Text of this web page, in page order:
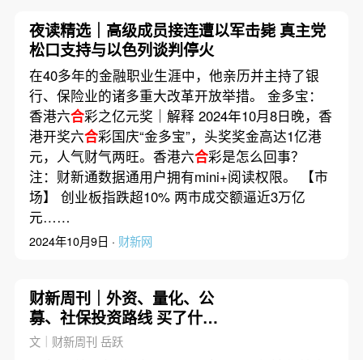
夜读精选｜高级成员接连遭以军击毙 真主党
松口支持与以色列谈判停火
在40多年的金融职业生涯中，他亲历并主持了银
行、保险业的诸多重大改革开放举措。 金多宝：
香港六合彩之亿元奖｜解释 2024年10月8日晚，香
港开奖六合彩国庆“金多宝”，头奖奖金高达1亿港
元，人气财气两旺。香港六合彩是怎么回事？
注：财新通数据通用户拥有mini+阅读权限。 【市
场】 创业板指跌超10% 两市成交额逼近3万亿
元……
2024年10月9日 · 财新网
财新周刊｜外资、量化、公
募、社保投资路线 买了什么
抛了什么？
文｜财新周刊 岳跃